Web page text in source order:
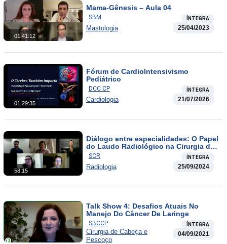
01:41:12
Mama-Gênesis – Aula 04
SBM ÍNTEGRA
Mastologia 25/04/2023
01:29:35
Fórum de CardioIntensivismo
Pediátrico
DCC CP ÍNTEGRA
Cardiologia 21/07/2026
58:15
Diálogo entre especialidades: O Papel
do Laudo Radiológico na Cirurgia de
Transplante Hepático
SCR ÍNTEGRA
Radiologia 25/09/2024
Talk Show 4: Desafios Atuais No
Manejo Do Câncer De Laringe
SBCCP ÍNTEGRA
Cirurgia de Cabeça e
Pescoço
04/09/2021